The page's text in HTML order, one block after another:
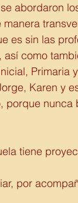
abordaron
es sin las
como
Primaria
Karen y
porque
tiene
por